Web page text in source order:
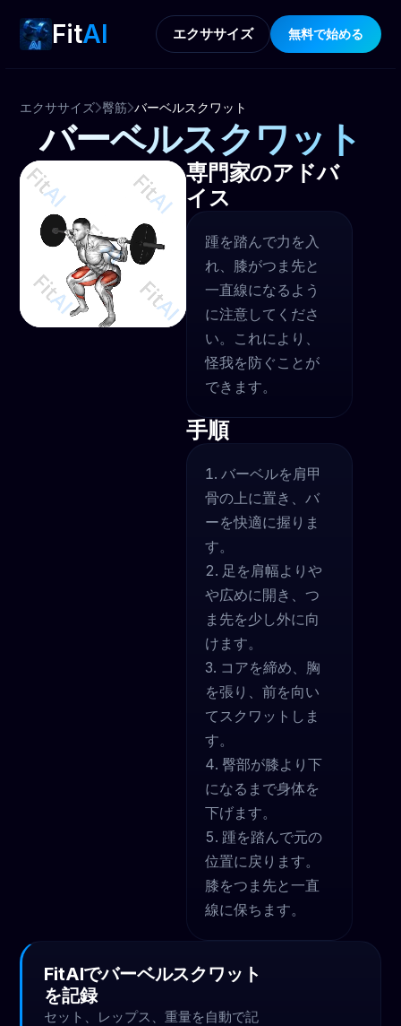
FitAI エクササイズ 無料で始める
エクササイズ 臀筋 バーベルスクワット
バーベルスクワット
専門家のアドバ
イス
踵を踏んで力を入
れ、膝がつま先と
一直線になるよう
に注意してくださ
い。これにより、
怪我を防ぐことが
できます。
手順
バーベルを肩甲
骨の上に置き、バ
ーを快適に握りま
す。
足を肩幅よりや
や広めに開き、つ
ま先を少し外に向
けます。
コアを締め、胸
を張り、前を向い
てスクワットしま
す。
臀部が膝より下
になるまで身体を
下げます。
踵を踏んで元の
位置に戻ります。
膝をつま先と一直
線に保ちます。
FitAIでバーベルスクワット
を記録
セット、レップス、重量を自動で記